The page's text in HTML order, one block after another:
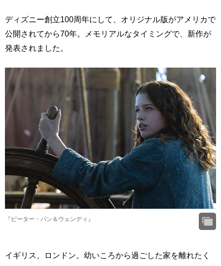
ディズニー創立100周年にして、オリジナル版がアメリカで
公開されてから70年。メモリアルなタイミングで、新作が
発表されました。
『ピーター・パン＆ウェンディ』
イギリス、ロンドン。幼いころから過ごした家を離れたく